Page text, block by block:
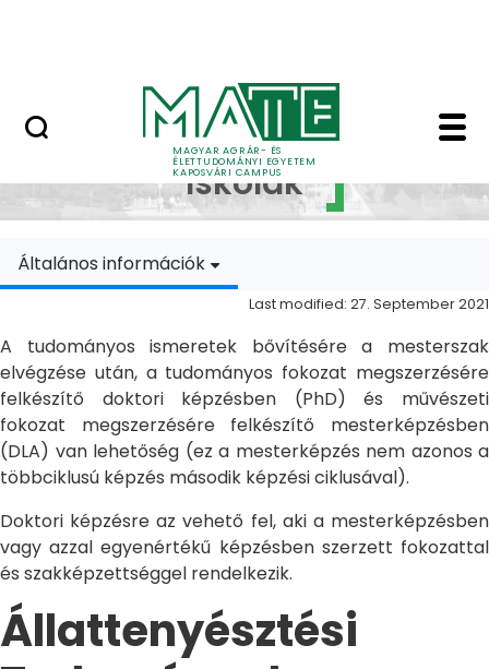
MAGYAR AGRÁR- ÉS
ÉLETTUDOMÁNYI EGYETEM
KAPOSVÁRI CAMPUS
Doktori Iskolák -
Doktori
Iskolák
Általános információk
Last modified: 27. September 2021
A tudományos ismeretek bővítésére a mesterszak
elvégzése után, a tudományos fokozat megszerzésére
felkészítő doktori képzésben (PhD) és művészeti
fokozat megszerzésére felkészítő mesterképzésben
(DLA) van lehetőség (ez a mesterképzés nem azonos a
többciklusú képzés második képzési ciklusával).
Doktori képzésre az vehető fel, aki a mesterképzésben
vagy azzal egyenértékű képzésben szerzett fokozattal
és szakképzettséggel rendelkezik.
Állattenyésztési